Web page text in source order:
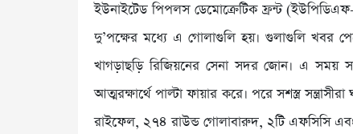
ইউনাইটেড পিপলস ডেমোক্রেটিক ফ্রন্ট
দু’পক্ষের মধ্যে এ গোলাগুলি হয়। গুলাগুলি খবর
খাগড়াছড়ি রিজিয়নের সেনা সদর জোন। এ সময়
আত্মরক্ষার্থে পাল্টা ফায়ার করে। পরে সশস্ত্র
রাইফেল, ২৭৪ রাউন্ড গোলাবারুদ, ২টি এফসিসি এবং